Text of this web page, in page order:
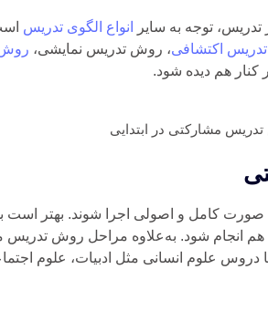
توجه به سایر انواع الگوی تدریس
تدریس اکتشافی، روش تدریس نمایشی،
کنار هم دیده شود.
صورت کامل و اصولی اجرا شوند. بهتر است
هم انجام شود. به‌علاوه مراحل روش تدریس
علوم انسانی مثل ادبیات، علوم